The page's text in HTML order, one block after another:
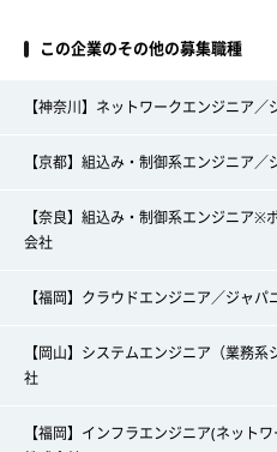
この企業のその他の募集職種
【神奈川】ネットワークエンジニア
【京都】組込み・制御系エンジニア
【奈良】組込み・制御系エンジニア
会社
【福岡】クラウドエンジニア／ジャパ
【岡山】システムエンジニア（業務
社
【福岡】インフラエンジニア(ネッ